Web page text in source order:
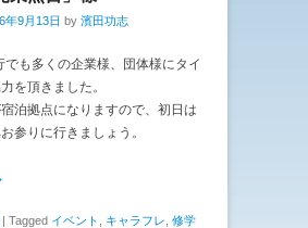
年9月13日 by 濱田功志
も多くの企業様、団体様にタイ
を頂きました。
泊拠点になりますので、初日は
参りに行きましょう。
| Tagged イベント キャラフレ 修学